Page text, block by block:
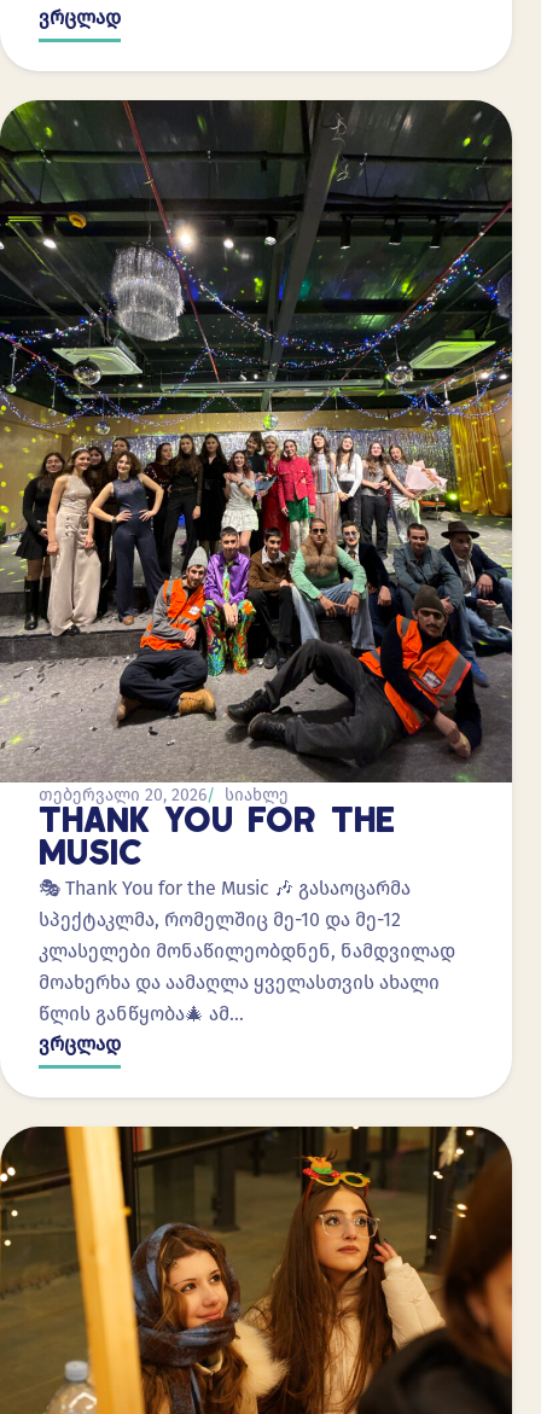
ვრცლად
თებერვალი 20, 2026 სიახლე
THANK YOU FOR THE
MUSIC
🎭 Thank You for the Music 🎶 გასაოცარმა
სპექტაკლმა, რომელშიც მე-10 და მე-12
კლასელები მონაწილეობდნენ, ნამდვილად
მოახერხა და აამაღლა ყველასთვის ახალი
წლის განწყობა🎄 ამ…
ვრცლად